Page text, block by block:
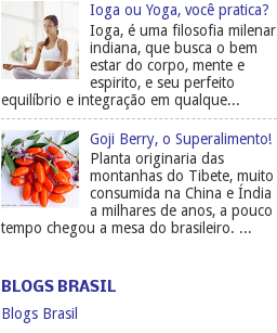
Ioga ou Yoga, você pratica?
Ioga, é uma filosofia milenar
indiana, que busca o bem
estar do corpo, mente e
espirito, e seu perfeito
equilíbrio e integração em qualque...
Goji Berry, o Superalimento!
Planta originaria das
montanhas do Tibete, muito
consumida na China e Índia
a milhares de anos, a pouco
tempo chegou a mesa do brasileiro. ...
BLOGS BRASIL
Blogs Brasil